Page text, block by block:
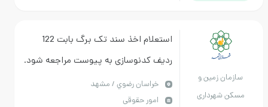
سازمان زمین و
مسکن شهرداری
استعلام اخذ سند تک برگ بابت 122
ردیف کدنوسازی به پیوست مراجعه شود.
خراسان رضوي / مشهد
امور حقوقی